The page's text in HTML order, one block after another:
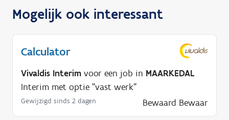
Mogelijk ook interessant
Calculator
Vivaldis Interim voor een job in MAARKEDAL
Interim met optie "vast werk"
Gewijzigd sinds 2 dagen Bewaard Bewaar